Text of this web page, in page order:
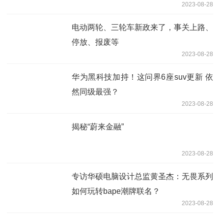
2023-08-28
电动两轮、三轮车新政来了，事关上路、
停放、报废等
2023-08-28
华为黑科技加持！这问界6座suv更新 依
然同级最强？
2023-08-28
揭秘“蔚来金融”
2023-08-28
专访华硕电脑设计总监黄圣杰：无畏系列
如何玩转bape潮牌联名？
2023-08-28